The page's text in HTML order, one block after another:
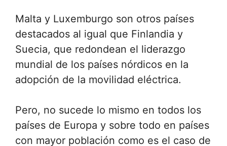
Malta y Luxemburgo son otros países
destacados al igual que Finlandia y
Suecia, que redondean el liderazgo
mundial de los países nórdicos en la
adopción de la movilidad eléctrica.
Pero, no sucede lo mismo en todos los
países de Europa y sobre todo en países
con mayor población como es el caso de